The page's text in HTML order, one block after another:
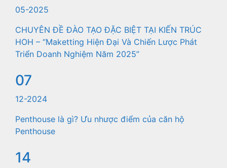
05-2025
CHUYÊN ĐỀ ĐÀO TẠO ĐẶC BIỆT TẠI KIẾN TRÚC
HOH – “Maketting Hiện Đại Và Chiến Lược Phát
Triển Doanh Nghiệm Năm 2025”
07
12-2024
Penthouse là gì? Ưu nhược điểm của căn hộ
Penthouse
14